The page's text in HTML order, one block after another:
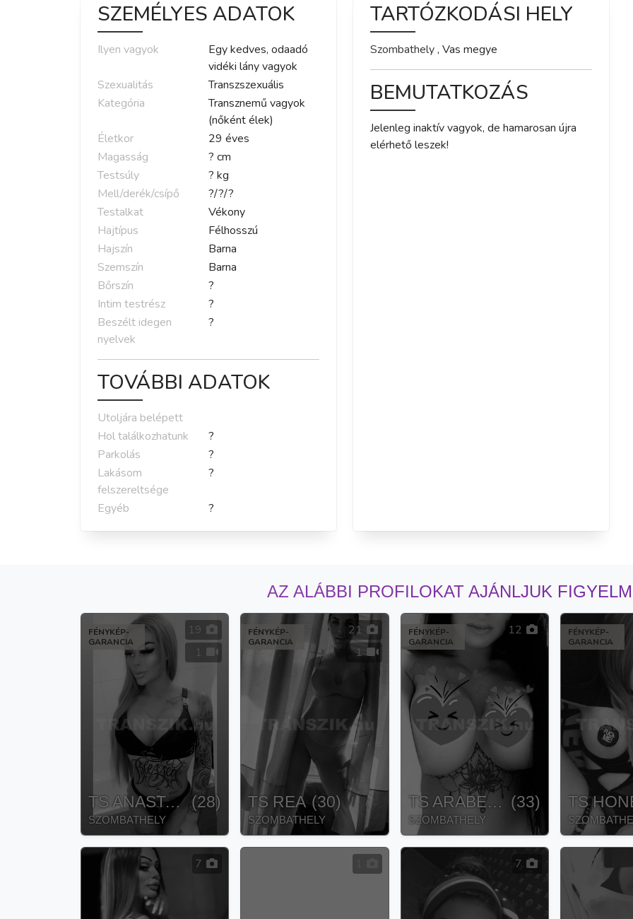
SZEMÉLYES ADATOK
Ilyen vagyok
Egy kedves, odaadó
vidéki lány vagyok
Szexualitás
Transzszexuális
Kategória
Transznemű vagyok
(nőként élek)
Életkor
29 éves
Magasság
? cm
Testsúly
? kg
Mell/derék/csípő
?/?/?
Testalkat
Vékony
Hajtípus
Félhosszú
Hajszín
Barna
Szemszín
Barna
Bőrszín
?
Intim testrész
?
Beszélt idegen
nyelvek
?
TOVÁBBI ADATOK
Utoljára belépett
Hol találkozhatunk
?
Parkolás
?
Lakásom
felszereltsége
?
Egyéb ?
TARTÓZKODÁSI HELY
Szombathely, Vas megye
BEMUTATKOZÁS
Jelenleg inaktív vagyok, de hamarosan újra
elérhető leszek!
AZ ALÁBBI PROFILOKAT AJÁNLJUK
FÉNYKÉP-
GARANCIA
19
1
TS ANASTASIA (28)
SZOMBATHELY
FÉNYKÉP-
GARANCIA
21
1
TS REA (30)
SZOMBATHELY
FÉNYKÉP-
GARANCIA
12
TS ARABELLA (33)
SZOMBATHELY
FÉNYKÉP-
GARANCIA
TS
7 7